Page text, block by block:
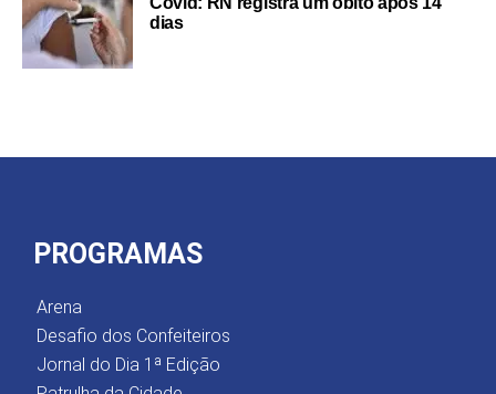
dias
PROGRAMAS
Arena
Desafio dos Confeiteiros
Jornal do Dia 1ª Edição